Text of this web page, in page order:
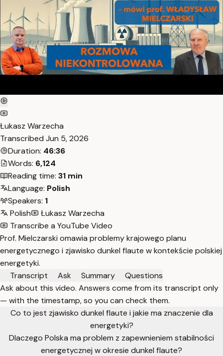
Łukasz Warzecha
Transcribed Jun 5, 2026
Duration: 46:36
Words: 6,124
Reading time: 31 min
Language: Polish
Speakers: 1
Polish
Łukasz Warzecha
Transcribe a YouTube Video
Prof. Mielczarski omawia problemy krajowego planu
energetycznego i zjawisko dunkel flaute w kontekście polskiej
energetyki.
Transcript
Ask Summary
Questions
Ask about this video. Answers come from its transcript only
— with the timestamp, so you can check them.
Co to jest zjawisko dunkel flaute i jakie ma znaczenie dla
energetyki?
Dlaczego Polska ma problem z zapewnieniem stabilności
energetycznej w okresie dunkel flaute?